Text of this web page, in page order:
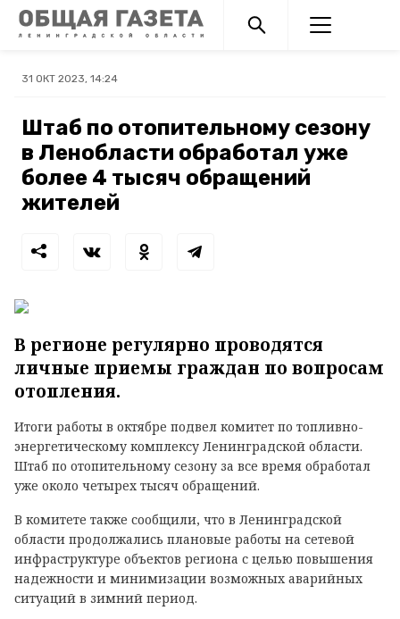
31 ОКТ 2023, 14:24
Штаб по отопительному сезону
в Ленобласти обработал уже
более 4 тысяч обращений
жителей
В регионе регулярно проводятся
личные приемы граждан по вопросам
отопления.
Итоги работы в октябре подвел комитет по топливно-
энергетическому комплексу Ленинградской области.
Штаб по отопительному сезону за все время обработал
уже около четырех тысяч обращений.
В комитете также сообщили, что в Ленинградской
области продолжались плановые работы на сетевой
инфраструктуре объектов региона с целью повышения
надежности и минимизации возможных аварийных
ситуаций в зимний период.